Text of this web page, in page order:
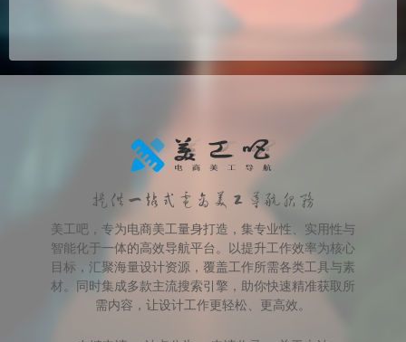
提供一站式电商美工导航服务
美工吧，专为电商美工量身打造，集专业性、实用性与
智能化于一体的高效导航平台。以提升工作效率为核心
目标，汇聚海量设计资源，覆盖工作所需各类工具与素
材。同时集成多款主流搜索引擎，助你快速精准获取所
需内容，让设计工作更轻松、更高效。